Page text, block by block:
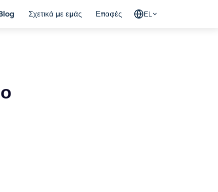
Σχετικά με εμάς Επαφές EL